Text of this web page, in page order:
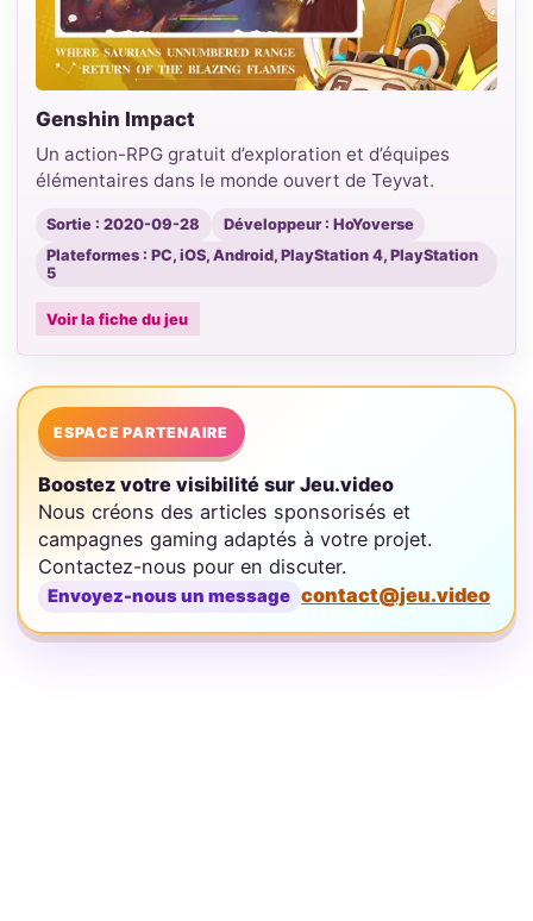
Genshin Impact
Un action-RPG gratuit d’exploration et d’équipes
élémentaires dans le monde ouvert de Teyvat.
Sortie : 2020-09-28
Développeur : HoYoverse
Plateformes : PC, iOS, Android, PlayStation 4, PlayStation
5
Voir la fiche du jeu
ESPACE PARTENAIRE
Boostez votre visibilité sur Jeu.video
Nous créons des articles sponsorisés et
campagnes gaming adaptés à votre projet.
Contactez-nous pour en discuter.
Envoyez-nous un message contact@jeu.video